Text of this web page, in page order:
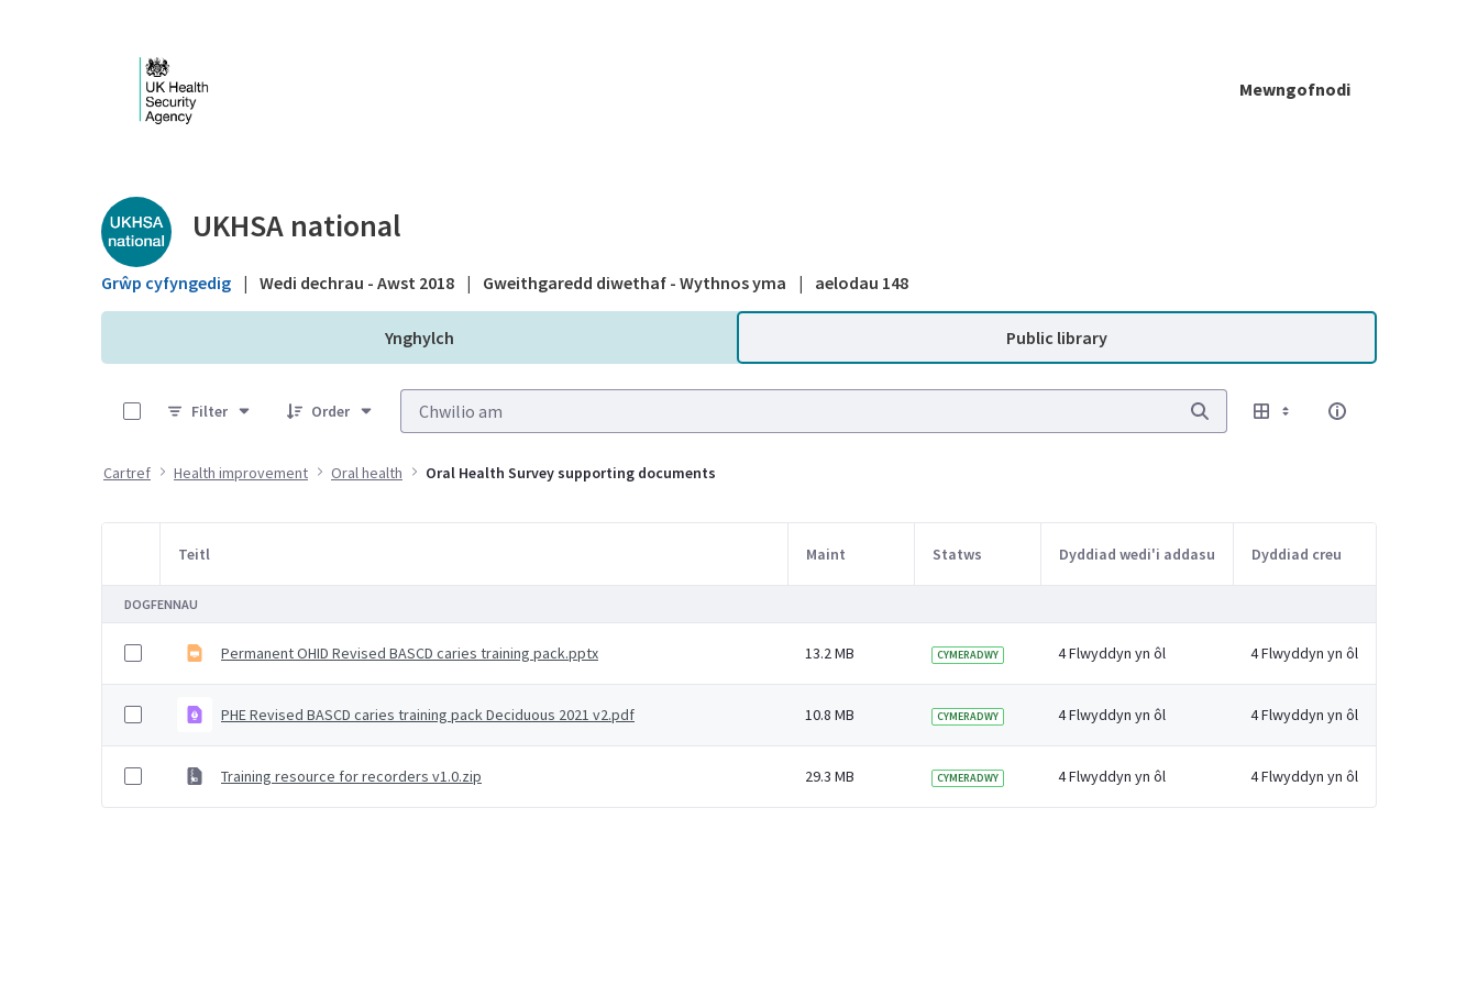
Mewngofnodi
Public library - UKHSA national
UKHSA national
Grŵp cyfyngedig | Wedi dechrau - Awst 2018 | Gweithgaredd diwethaf - Wythnos yma | aelodau 148
Ynghylch Public library
Filter
Order
Cartref Health improvement Oral health Oral Health Survey supporting documents
Item Selection
Teitl Maint Statws Dyddiad wedi'i addasu Dyddiad creu
DOGFENNAU
Permanent OHID Revised BASCD caries training pack.pptx 13.2 MB CYMERADWY 4 Flwyddyn yn ôl 4 Flwyddyn yn ôl
PHE Revised BASCD caries training pack Deciduous 2021 v2.pdf 10.8 MB CYMERADWY 4 Flwyddyn yn ôl 4 Flwyddyn yn ôl
Training resource for recorders v1.0.zip 29.3 MB CYMERADWY 4 Flwyddyn yn ôl 4 Flwyddyn yn ôl